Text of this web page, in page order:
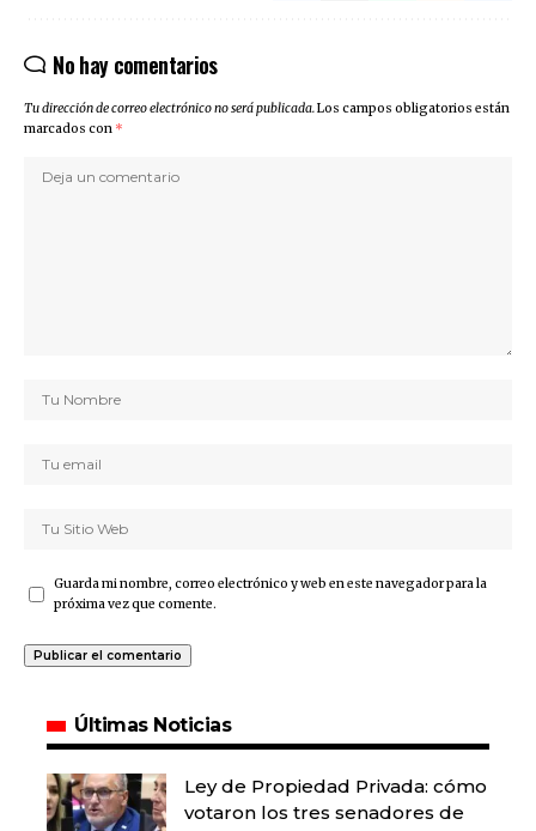
No hay comentarios
Tu dirección de correo electrónico no será publicada.Los campos obligatorios están
marcados con *
Guarda mi nombre, correo electrónico y web en este navegador para la
próxima vez que comente.
Últimas Noticias
Ley de Propiedad Privada: cómo
votaron los tres senadores de